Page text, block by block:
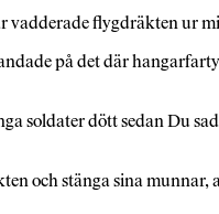
vadderade flygdräkten ur
på det där
soldater dött sedan Du
och stänga sina